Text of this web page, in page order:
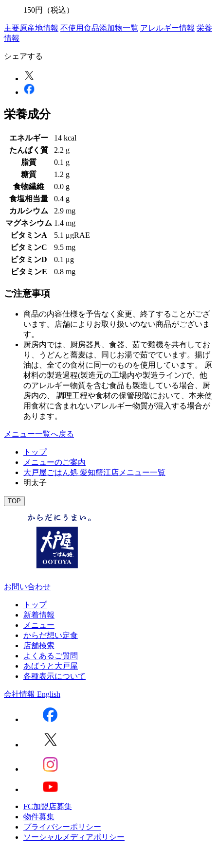
150円 （税込）
主要原産地情報 不使用食品添加物一覧 アレルギー情報 栄養
情報
シェアする
栄養成分
エネルギー
14 kcal
たんぱく質
2.2 g
脂質
0.1 g
糖質
1.2 g
食物繊維
0.0 g
食塩相当量
0.4 g
カルシウム
2.9 mg
マグネシウム 1.4 mg
ビタミンA
5.1 μgRAE
ビタミンC
9.5 mg
ビタミンD
0.1 μg
ビタミンE
0.8 mg
ご注意事項
商品の内容仕様を予告なく変更、終了することがござ
います。店舗によりお取り扱いのない商品がございま
す。
厨房内では、厨房器具、食器、茹で麺機を共有してお
り、うどんと蕎麦は、同じお湯で茹でています。揚げ
油は、全ての食材に同一のものを使用しています。 原
材料の製造過程(製造元の工場内や製造ライン)で、他
のアレルギー物質を含む食品も製造している場合、厨
房内の、 調理工程や食材の保管段階において、本来使
用食材に含まれないアレルギー物質が混入する場合が
あります。
メニュー一覧へ戻る
トップ
メニューのご案内
大戸屋ごはん処 愛知蟹江店メニュー一覧
明太子
TOP
お問い合わせ
トップ
新着情報
メニュー
からだ想い定食
店舗検索
よくあるご質問
あばうと大戸屋
各種表示について
会社情報 English
FC加盟店募集
物件募集
プライバシーポリシー
ソーシャルメディアポリシー